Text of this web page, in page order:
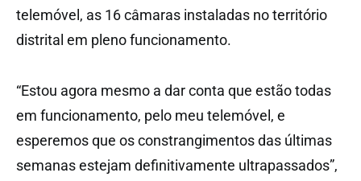
telemóvel, as 16 câmaras instaladas no território
distrital em pleno funcionamento.
“Estou agora mesmo a dar conta que estão todas
em funcionamento, pelo meu telemóvel, e
esperemos que os constrangimentos das últimas
semanas estejam definitivamente ultrapassados”,